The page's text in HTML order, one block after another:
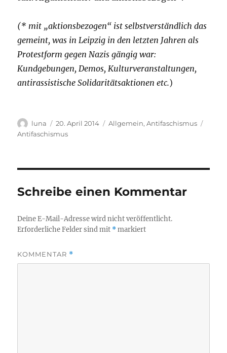
(* mit „aktionsbezogen“ ist selbstverständlich das
gemeint, was in Leipzig in den letzten Jahren als
Protestform gegen Nazis gängig war:
Kundgebungen, Demos, Kulturveranstaltungen,
antirassistische Solidaritätsaktionen etc.)
Autor
luna
Veröffentlicht
am
20. April 2014 Kategorien
Allgemein,Antifaschismus
Antifaschismus
Schreibe einen Kommentar
Deine E-Mail-Adresse wird nicht veröffentlicht.
Erforderliche Felder sind mit *markiert
KOMMENTAR *